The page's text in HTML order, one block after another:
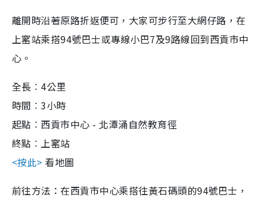
離開時沿著原路折返便可，大家可步行至大網仔路，在
上窰站乘搭94號巴士或專線小巴7及9路線回到西貢市中
心。
全長︰4公里
時間︰3小時
起點︰ 西貢市中心 - 北潭涌自然教育徑
終點︰上窰站
<按此> 看地圖
前往方法：在西貢市中心乘搭往黃石碼頭的94號巴士，